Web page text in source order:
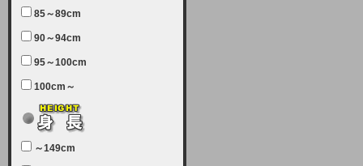
2025-06-11 (水)
【サーバーメンテナンス実施につい
7月5日（土曜日）午前7：00から午
テナンスを実施します。ユーザー様
にはご迷惑をおかけしますがご理解
いただけます様、宜しくお願い致し
85～89cm
90～94cm
95～100cm
100cm～
～149cm